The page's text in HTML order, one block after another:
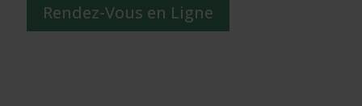
Rendez-Vous en Ligne